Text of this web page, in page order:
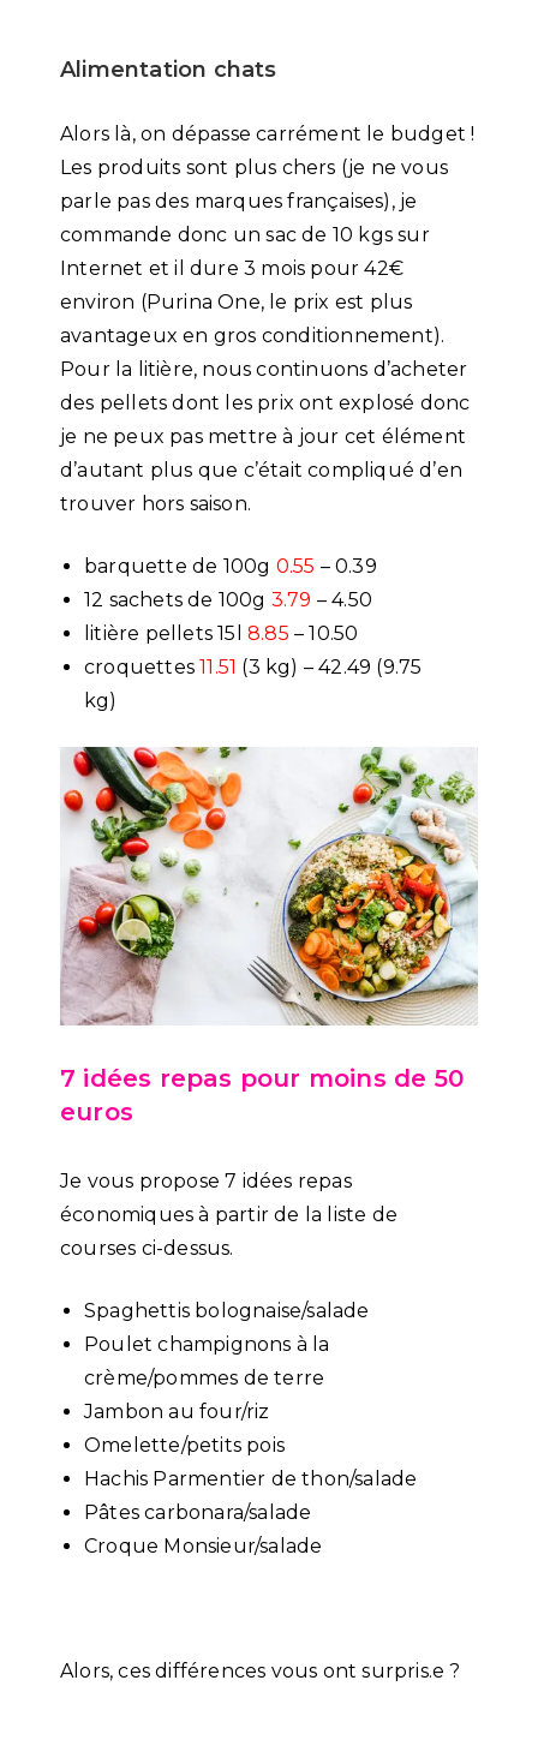
Alimentation chats
Alors là, on dépasse carrément le budget !
Les produits sont plus chers (je ne vous
parle pas des marques françaises), je
commande donc un sac de 10 kgs sur
Internet et il dure 3 mois pour 42€
environ (Purina One, le prix est plus
avantageux en gros conditionnement).
Pour la litière, nous continuons d’acheter
des pellets dont les prix ont explosé donc
je ne peux pas mettre à jour cet élément
d’autant plus que c’était compliqué d’en
trouver hors saison.
barquette de 100g 0.55 – 0.39
12 sachets de 100g 3.79 – 4.50
litière pellets 15l 8.85 – 10.50
croquettes11.51 (3 kg) – 42.49 (9.75
kg)
7 idées repas pour moins de 50
euros
Je vous propose 7 idées repas
économiques à partir de la liste de
courses ci-dessus.
Spaghettis bolognaise/salade
Poulet champignons à la
crème/pommes de terre
Jambon au four/riz
Omelette/petits pois
Hachis Parmentier de thon/salade
Pâtes carbonara/salade
Croque Monsieur/salade
Alors, ces différences vous ont surpris.e ?